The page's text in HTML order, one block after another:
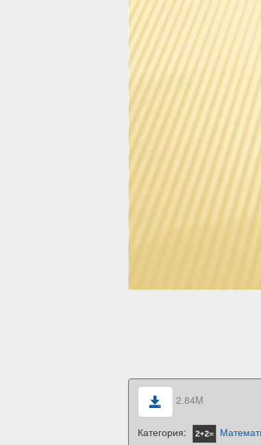
2.84M
Категория: